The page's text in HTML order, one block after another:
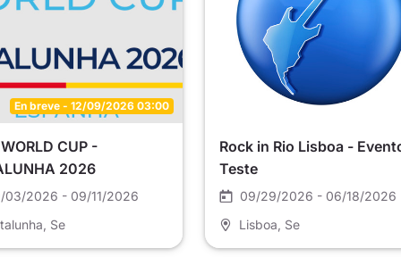
En breve - 12/09/2026 03:00
CUP -
2026
03/2026 - 09/11/2026
, Se
Rock in Rio Lisboa -
Teste
09/29/2026 - 06/18/2026
Lisboa , Se